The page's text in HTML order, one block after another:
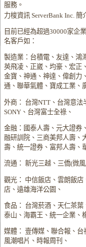
服務。
力梭資訊 ServerBank Inc. 簡
目前已經為超過30000家企
名客戶如：
製造業：台積電、友達、鴻
英飛凌、正崴、均豪、宏正
金寶、神通、神達、偉創力
通、聯華氣體、寶成工業、
外商： 台灣NTT、台灣意法
SONY、台灣富士全祿、
金融：國泰人壽、元大證券
融研訓院、三商美邦人壽、
壽、統一證券、富邦人壽、
流通： 新光三越、三僑(微
觀光： 中信飯店、雲朗飯
店、遠雄海洋公園、
食品： 台灣菸酒、天仁茶葉
泰山、海霸王、統一企業、
媒體： 壹傳媒、聯合報、
風潮唱片、時報周刊、